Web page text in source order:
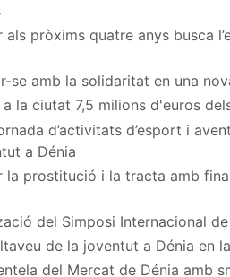
pròxims quatre anys busca
se amb la solidaritat en una
la ciutat 7,5 milions d'euros
d’activitats d’esport i
a Dénia
la prostitució i la tracta amb
del Simposi Internacional
de la joventut a Dénia en
del Mercat de Dénia amb